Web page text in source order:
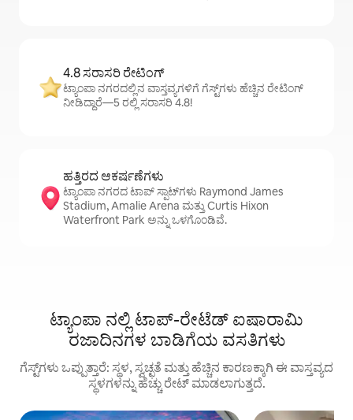
4.8 ಸರಾಸರಿ ರೇಟಿಂಗ್
ಟ್ಯಾಂಪಾ ನಗರದಲ್ಲಿನ ವಾಸ್ತವ್ಯಗಳಿಗೆ ಗೆಸ್ಟ್‌ಗಳು ಹೆಚ್ಚಿನ ರೇಟಿಂಗ್
ನೀಡಿದ್ದಾರೆ—5 ರಲ್ಲಿ ಸರಾಸರಿ 4.8!
ಹತ್ತಿರದ ಆಕರ್ಷಣೆಗಳು
ಟ್ಯಾಂಪಾ ನಗರದ ಟಾಪ್ ಸ್ಪಾಟ್‌ಗಳು Raymond James
Stadium, Amalie Arena ಮತ್ತು Curtis Hixon
Waterfront Park ಅನ್ನು ಒಳಗೊಂಡಿವೆ.
ಟ್ಯಾಂಪಾ ನಲ್ಲಿ ಟಾಪ್-ರೇಟೆಡ್ ಐಷಾರಾಮಿ
ರಜಾದಿನಗಳ ಬಾಡಿಗೆಯ ವಸತಿಗಳು
ಗೆಸ್ಟ್‌ಗಳು ಒಪ್ಪುತ್ತಾರೆ: ಸ್ಥಳ, ಸ್ವಚ್ಛತೆ ಮತ್ತು ಹೆಚ್ಚಿನ ಕಾರಣಕ್ಕಾಗಿ ಈ ವಾಸ್ತವ್ಯದ
ಸ್ಥಳಗಳನ್ನು ಹೆಚ್ಚು ರೇಟ್ ಮಾಡಲಾಗುತ್ತದೆ.